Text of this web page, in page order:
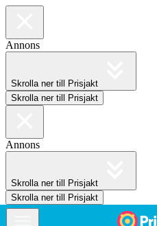
Annons
Skrolla ner till Prisjakt
Skrolla ner till Prisjakt
Annons
Skrolla ner till Prisjakt
Skrolla ner till Prisjakt